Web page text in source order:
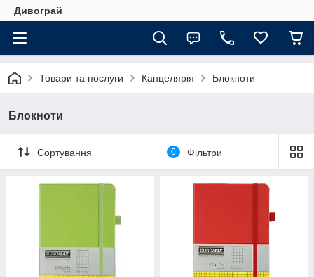
Дивограй
Товари та послуги Канцелярія Блокноти
Блокноти
Сортування 0 Фільтри